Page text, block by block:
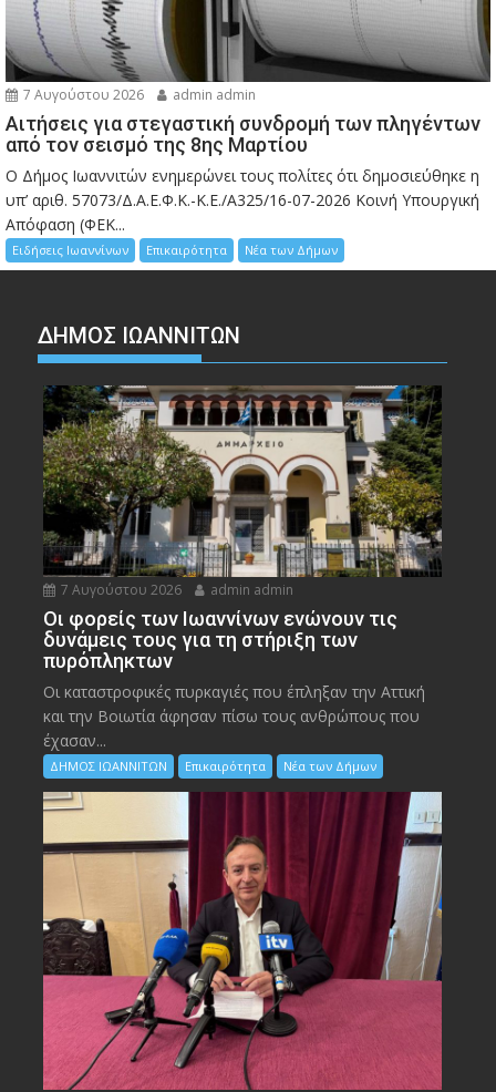
7 Αυγούστου 2026 admin admin
Αιτήσεις για στεγαστική συνδρομή των πληγέντων
από τον σεισμό της 8ης Μαρτίου
Ο Δήμος Ιωαννιτών ενημερώνει τους πολίτες ότι δημοσιεύθηκε η
υπ’ αριθ. 57073/Δ.Α.Ε.Φ.Κ.-Κ.Ε./Α325/16-07-2026 Κοινή Υπουργική
Απόφαση (ΦΕΚ...
Ειδήσεις Ιωαννίνων Επικαιρότητα Νέα των Δήμων
ΔΗΜΟΣ ΙΩΑΝΝΙΤΩΝ
7 Αυγούστου 2026 admin admin
Οι φορείς των Ιωαννίνων ενώνουν τις
δυνάμεις τους για τη στήριξη των
πυρόπληκτων
Οι καταστροφικές πυρκαγιές που έπληξαν την Αττική
και την Bοιωτία άφησαν πίσω τους ανθρώπους που
έχασαν...
ΔΗΜΟΣ ΙΩΑΝΝΙΤΩΝ Επικαιρότητα Νέα των Δήμων